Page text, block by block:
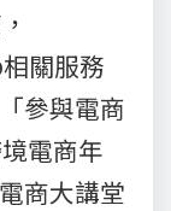
關服務
參與電商
電商年
商大講堂